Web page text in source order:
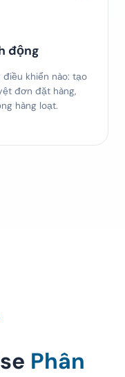
động
khiển nào: tạo
đơn đặt hàng,
hàng loạt.
Phân